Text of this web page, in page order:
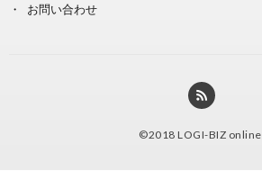
お問い合わせ
©2018 LOGI-BIZ online